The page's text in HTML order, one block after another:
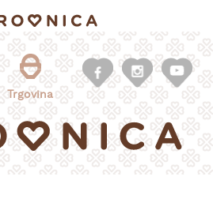
Trgovina